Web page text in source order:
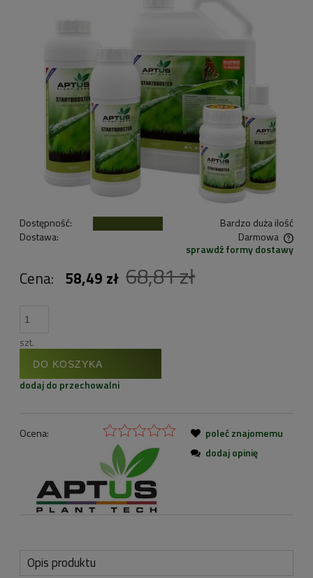
Dostępność:
Bardzo duża ilość
Dostawa:
Darmowa
Cena nie zawiera ewentualnych kosztów płatnościsprawdź formy dostawy
Cena: 58,49 zł 68,81 zł
szt.
DO KOSZYKA
dodaj do przechowalni
Ocena:
poleć znajomemu
dodaj opinię
Opis produktu